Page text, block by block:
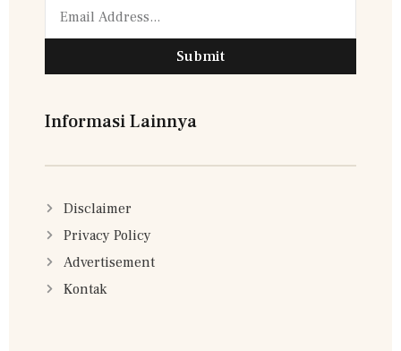
Submit
Informasi Lainnya
Disclaimer
Privacy Policy
Advertisement
Kontak